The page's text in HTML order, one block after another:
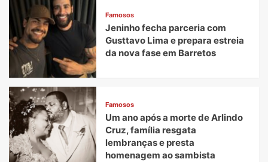
Famosos
Jeninho fecha parceria com
Gusttavo Lima e prepara estreia
da nova fase em Barretos
Famosos
Um ano após a morte de Arlindo
Cruz, família resgata
lembranças e presta
homenagem ao sambista